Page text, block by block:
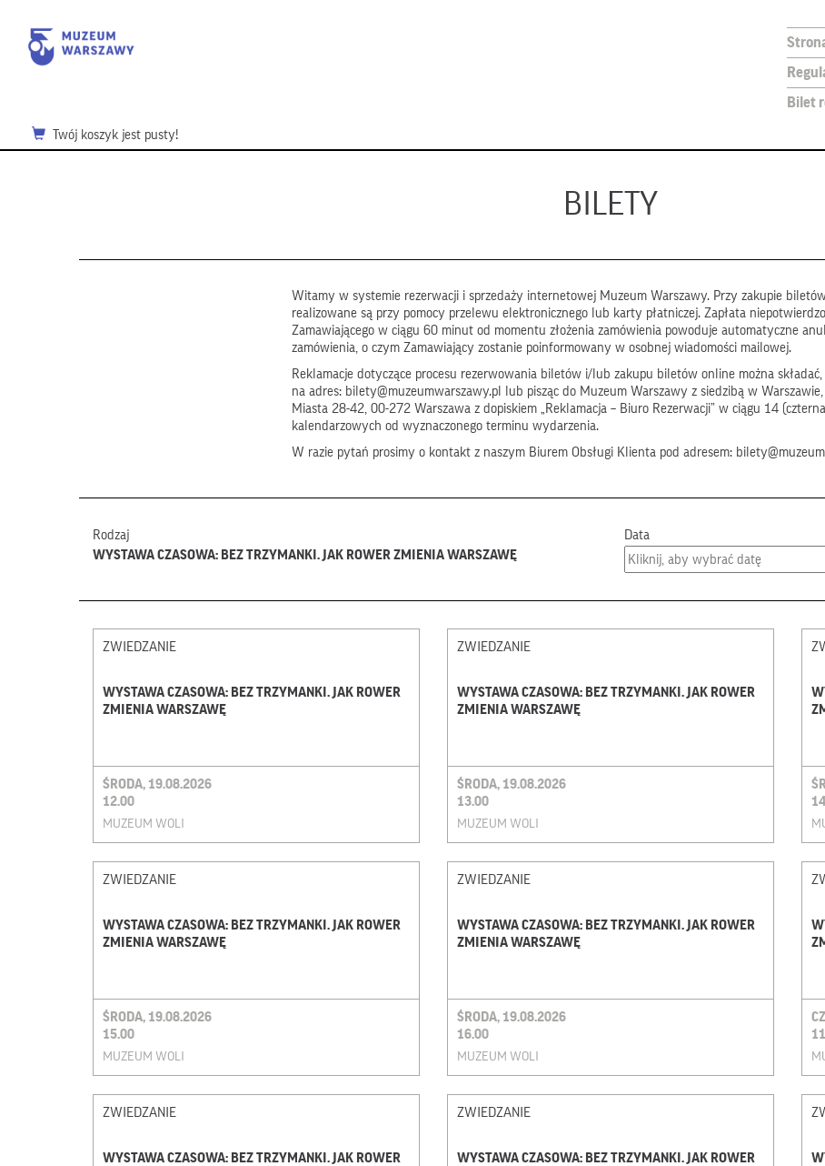
Bilet
Twój koszyk jest pusty!
BILETY
Witamy w systemie rezerwacji i sprzedaży internetowej Muzeum Warszawy. Przy zakupie
realizowane są przy pomocy przelewu elektronicznego lub karty płatniczej. Zapłata
Zamawiającego w ciągu 60 minut od momentu złożenia zamówienia powoduje automatyczne
zamówienia, o czym Zamawiający zostanie poinformowany w osobnej wiadomości mailowej.
Reklamacje dotyczące procesu rezerwowania biletów i/lub zakupu biletów online można
na adres: bilety@muzeumwarszawy.pl lub pisząc do Muzeum Warszawy z siedzibą w
Miasta 28-42, 00-272 Warszawa z dopiskiem „Reklamacja – Biuro Rezerwacji” w ciągu 14
kalendarzowych od wyznaczonego terminu wydarzenia.
W razie pytań prosimy o kontakt z naszym Biurem Obsługi Klienta pod adresem:
Rodzaj
WYSTAWA CZASOWA: BEZ TRZYMANKI. JAK ROWER ZMIENIA WARSZAWĘ
Data
ZWIEDZANIE
WYSTAWA CZASOWA: BEZ TRZYMANKI. JAK ROWER
ZMIENIA WARSZAWĘ
ŚRODA, 19.08.2026
12.00
MUZEUM WOLI
ZWIEDZANIE
WYSTAWA CZASOWA: BEZ TRZYMANKI. JAK ROWER
ZMIENIA WARSZAWĘ
ŚRODA, 19.08.2026
13.00
MUZEUM WOLI
ZWIEDZANIE
WYSTAWA CZASOWA: BEZ TRZYMANKI. JAK ROWER
ZMIENIA WARSZAWĘ
ŚRODA, 19.08.2026
15.00
MUZEUM WOLI
ZWIEDZANIE
WYSTAWA CZASOWA: BEZ TRZYMANKI. JAK ROWER
ZMIENIA WARSZAWĘ
ŚRODA, 19.08.2026
16.00
MUZEUM WOLI
ZWIEDZANIE
WYSTAWA CZASOWA: BEZ TRZYMANKI. JAK ROWER
ZWIEDZANIE
WYSTAWA CZASOWA: BEZ TRZYMANKI. JAK ROWER